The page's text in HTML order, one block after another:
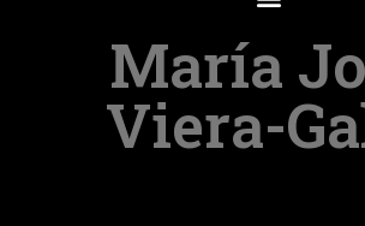
María
Viera-